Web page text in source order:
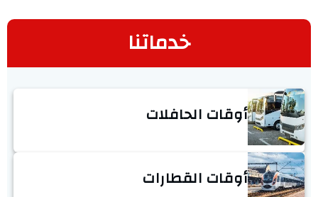
خدماتنا
أوقات الحافلات
أوقات القطارات